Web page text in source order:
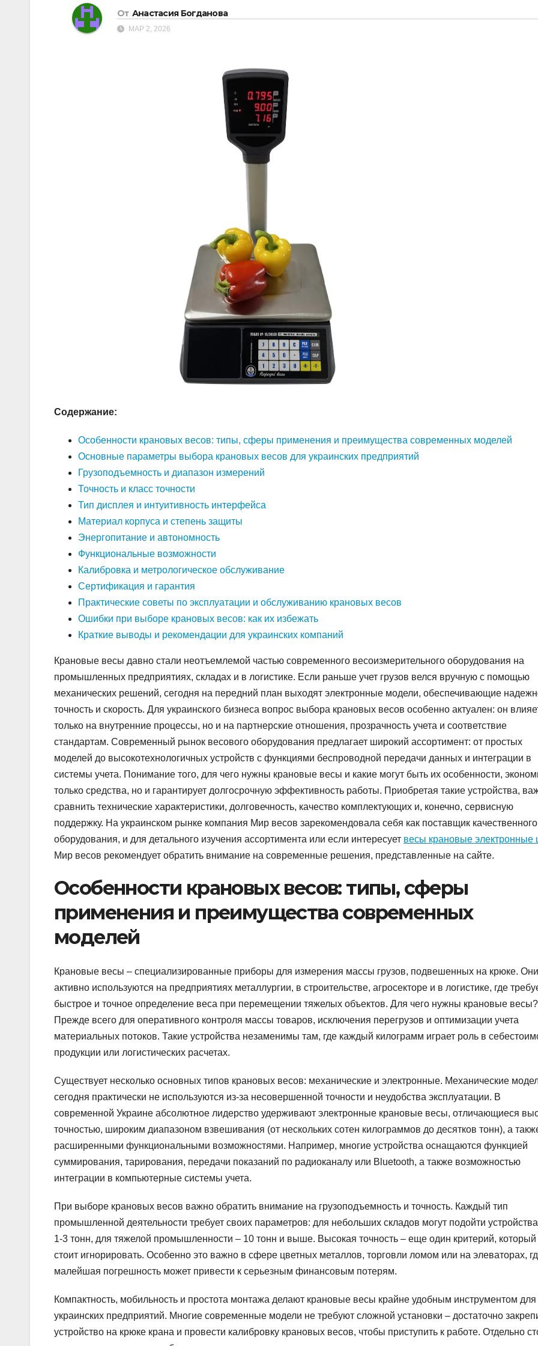
От Анастасия Богданова
МАР 2, 2026
Содержание:
Особенности крановых весов: типы, сферы применения и преимущества современных моделей
Основные параметры выбора крановых весов для украинских предприятий
Грузоподъемность и диапазон измерений
Точность и класс точности
Тип дисплея и интуитивность интерфейса
Материал корпуса и степень защиты
Энергопитание и автономность
Функциональные возможности
Калибровка и метрологическое обслуживание
Сертификация и гарантия
Практические советы по эксплуатации и обслуживанию крановых весов
Ошибки при выборе крановых весов: как их избежать
Краткие выводы и рекомендации для украинских компаний
Крановые весы давно стали неотъемлемой частью современного весоизмерительного оборудования на
промышленных предприятиях, складах и в логистике. Если раньше учет грузов велся вручную с помощью
механических решений, сегодня на передний план выходят электронные модели, обеспечивающие
точность и скорость. Для украинского бизнеса вопрос выбора крановых весов особенно актуален: он
только на внутренние процессы, но и на партнерские отношения, прозрачность учета и соответствие
стандартам. Современный рынок весового оборудования предлагает широкий ассортимент: от простых
моделей до высокотехнологичных устройств с функциями беспроводной передачи данных и интеграции в
системы учета. Понимание того, для чего нужны крановые весы и какие могут быть их особенности,
только средства, но и гарантирует долгосрочную эффективность работы. Приобретая такие устройства,
сравнить технические характеристики, долговечность, качество комплектующих и, конечно, сервисную
поддержку. На украинском рынке компания Мир весов зарекомендовала себя как поставщик качественного
оборудования, и для детального изучения ассортимента или если интересует весы крановые электронные
Мир весов рекомендует обратить внимание на современные решения, представленные на сайте.
Особенности крановых весов: типы, сферы
применения и преимущества современных
моделей
Крановые весы – специализированные приборы для измерения массы грузов, подвешенных на крюке. Они
активно используются на предприятиях металлургии, в строительстве, агросекторе и в логистике, где
быстрое и точное определение веса при перемещении тяжелых объектов. Для чего нужны крановые весы?
Прежде всего для оперативного контроля массы товаров, исключения перегрузов и оптимизации учета
материальных потоков. Такие устройства незаменимы там, где каждый килограмм играет роль в
продукции или логистических расчетах.
Существует несколько основных типов крановых весов: механические и электронные. Механические
сегодня практически не используются из-за несовершенной точности и неудобства эксплуатации. В
современной Украине абсолютное лидерство удерживают электронные крановые весы, отличающиеся
точностью, широким диапазоном взвешивания (от нескольких сотен килограммов до десятков тонн), а
расширенными функциональными возможностями. Например, многие устройства оснащаются функцией
суммирования, тарирования, передачи показаний по радиоканалу или Bluetooth, а также возможностью
интеграции в компьютерные системы учета.
При выборе крановых весов важно обратить внимание на грузоподъемность и точность. Каждый тип
промышленной деятельности требует своих параметров: для небольших складов могут подойти
1-3 тонн, для тяжелой промышленности – 10 тонн и выше. Высокая точность – еще один критерий, который
стоит игнорировать. Особенно это важно в сфере цветных металлов, торговли ломом или на элеваторах,
малейшая погрешность может привести к серьезным финансовым потерям.
Компактность, мобильность и простота монтажа делают крановые весы крайне удобным инструментом для
украинских предприятий. Многие современные модели не требуют сложной установки – достаточно
устройство на крюке крана и провести калибровку крановых весов, чтобы приступить к работе. Отдельно